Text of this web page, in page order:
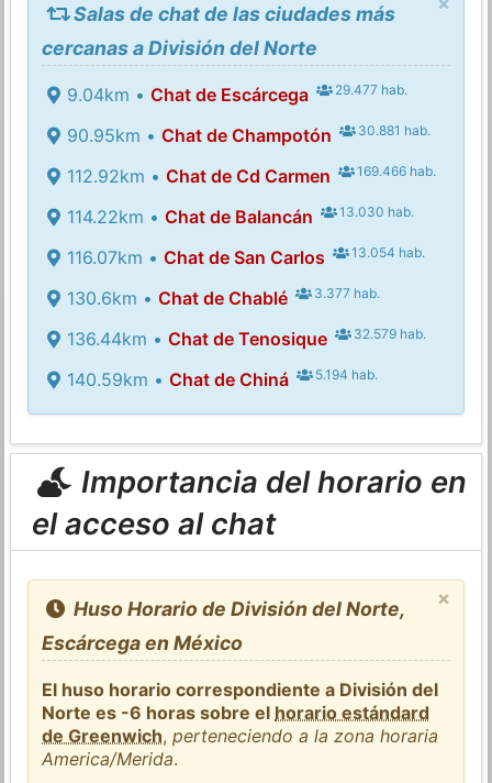
Salas de chat de las ciudades más
cercanas a División del Norte
9.04km • Chat de Escárcega 29.477 hab.
90.95km • Chat de Champotón 30.881 hab.
112.92km • Chat de Cd Carmen 169.466 hab.
114.22km • Chat de Balancán 13.030 hab.
116.07km • Chat de San Carlos 13.054 hab.
130.6km • Chat de Chablé 3.377 hab.
136.44km • Chat de Tenosique 32.579 hab.
140.59km • Chat de Chiná 5.194 hab.
Importancia del horario en
el acceso al chat
×
Huso Horario de División del Norte,
Escárcega en México
El huso horario correspondiente a División del
Norte es -6 horas sobre el horario estándard
de Greenwich,perteneciendo a la zona horaria
America/Merida.